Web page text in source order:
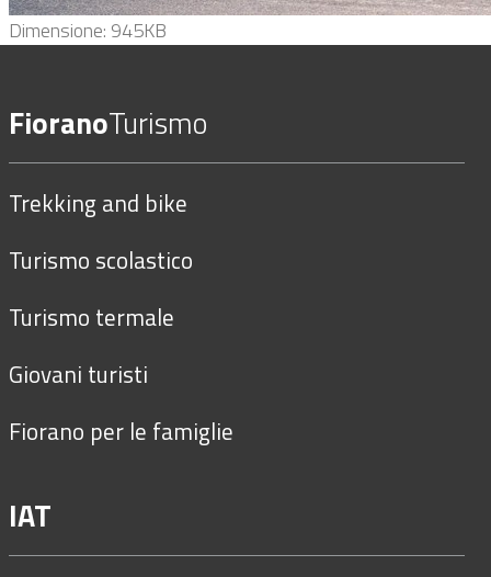
Clicca
l'immagine
originali…
Dimensione: 945KB
FioranoTurismo
Trekking and bike
Turismo scolastico
Turismo termale
Giovani turisti
Fiorano per le famiglie
IAT